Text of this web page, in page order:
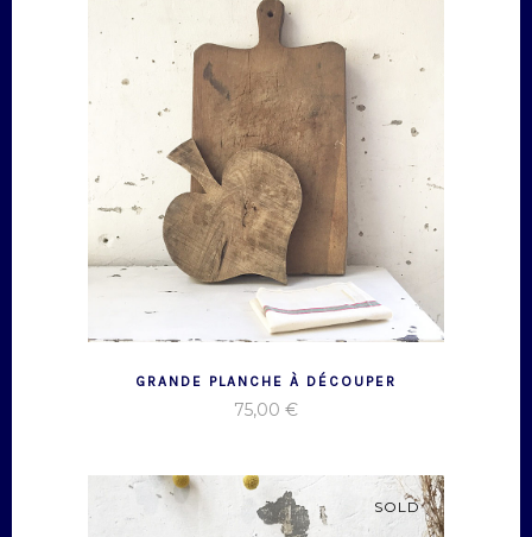
GRANDE PLANCHE À DÉCOUPER
75,00 €
SOLD